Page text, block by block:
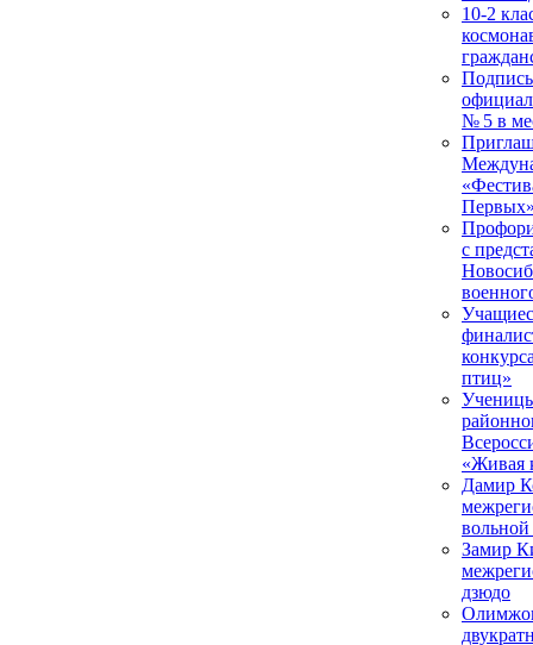
10-2
№ 5 в
с
птиц»
«Живая
Дамир
вольной
Замир
дзюдо